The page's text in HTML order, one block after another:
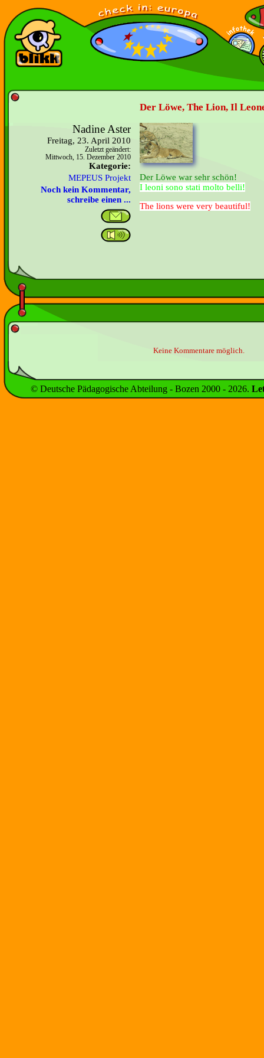
Der Löwe, The Lion, Il
Nadine Aster
Freitag, 23. April 2010
Zuletzt geändert:
Mittwoch, 15. Dezember 2010
Kategorie:
MEPEUS Projekt
Noch kein Kommentar,
schreibe einen ...
Der Löwe war sehr schön!
I leoni sono stati molto belli!
The lions were very beautiful!
Keine Kommentare möglich.
© Deutsche Pädagogische Abteilung - Bozen 2000 - 2026.